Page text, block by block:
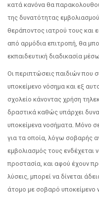
κατά κανόνα θα
της δυνατότητας
θεράποντος ιατρού τους και
από αρμόδια επιτροπή, θα
εκπαιδευτική διαδικασία
Οι περιπτώσεις παιδιών που
υποκείμενο νόσημα και εξ
σχολείο κάνοντας χρήση
δραστικά καθώς υπάρχει
υποκείμενα νοσήματα. Μόνο
για τα οποία, λόγω σοβαρής
εμβολιασμός τους ενδέχεται
προστασία, και αφού έχουν
λύσεις, μπορεί να δίνεται
άτομο με σοβαρό υποκείμενο